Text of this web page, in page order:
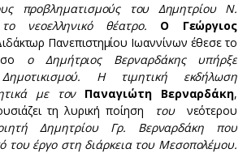
προβληματισμούς του Δημητρίου Ν.
νεοελληνικό θέατρο. Ο Γεώργιος
Πανεπιστημίου Ιωαννίνων έθεσε το
ο Δημήτριος Βερναρδάκης υπήρξε
Η τιμητική εκδήλωση
με τον Παναγιώτη Βερναρδάκη,
τη λυρική ποίηση του νεότερου
Δημητρίου Γρ. Βερναρδάκη που
του έργο στη διάρκεια του Μεσοπολέμου.